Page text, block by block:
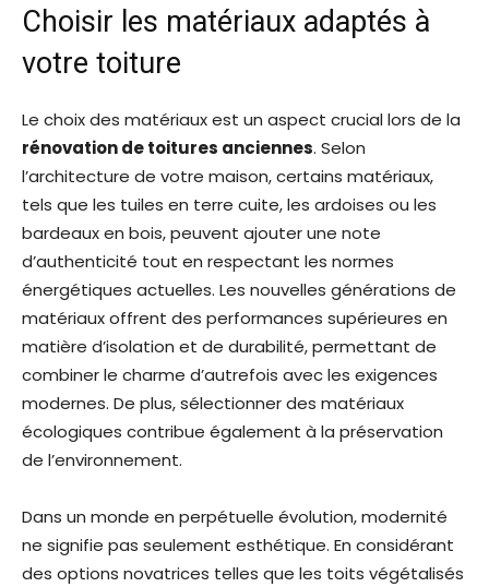
Choisir les matériaux adaptés à
votre toiture
Le choix des matériaux est un aspect crucial lors de la
rénovation de toitures anciennes. Selon
l’architecture de votre maison, certains matériaux,
tels que les tuiles en terre cuite, les ardoises ou les
bardeaux en bois, peuvent ajouter une note
d’authenticité tout en respectant les normes
énergétiques actuelles. Les nouvelles générations de
matériaux offrent des performances supérieures en
matière d’isolation et de durabilité, permettant de
combiner le charme d’autrefois avec les exigences
modernes. De plus, sélectionner des matériaux
écologiques contribue également à la préservation
de l’environnement.
Dans un monde en perpétuelle évolution, modernité
ne signifie pas seulement esthétique. En considérant
des options novatrices telles que les toits végétalisés